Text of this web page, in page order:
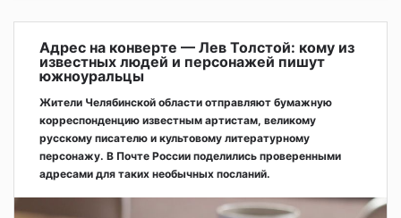
Адрес на конверте — Лев Толстой: кому из
известных людей и персонажей пишут
южноуральцы
Жители Челябинской области отправляют бумажную
корреспонденцию известным артистам, великому
русскому писателю и культовому литературному
персонажу. В Почте России поделились проверенными
адресами для таких необычных посланий.